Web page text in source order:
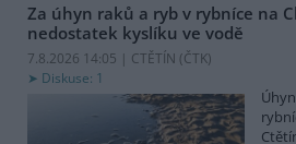
Za úhyn raků a ryb v rybníce na
nedostatek kyslíku ve vodě
7.8.2026 14:05 | CTĚTÍN (ČTK)
Diskuse: 1